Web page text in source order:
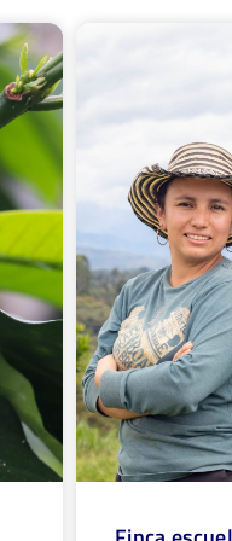
Propone líneas
noveno, con
naturales, ciencias
caficultura, para
zonas rurales